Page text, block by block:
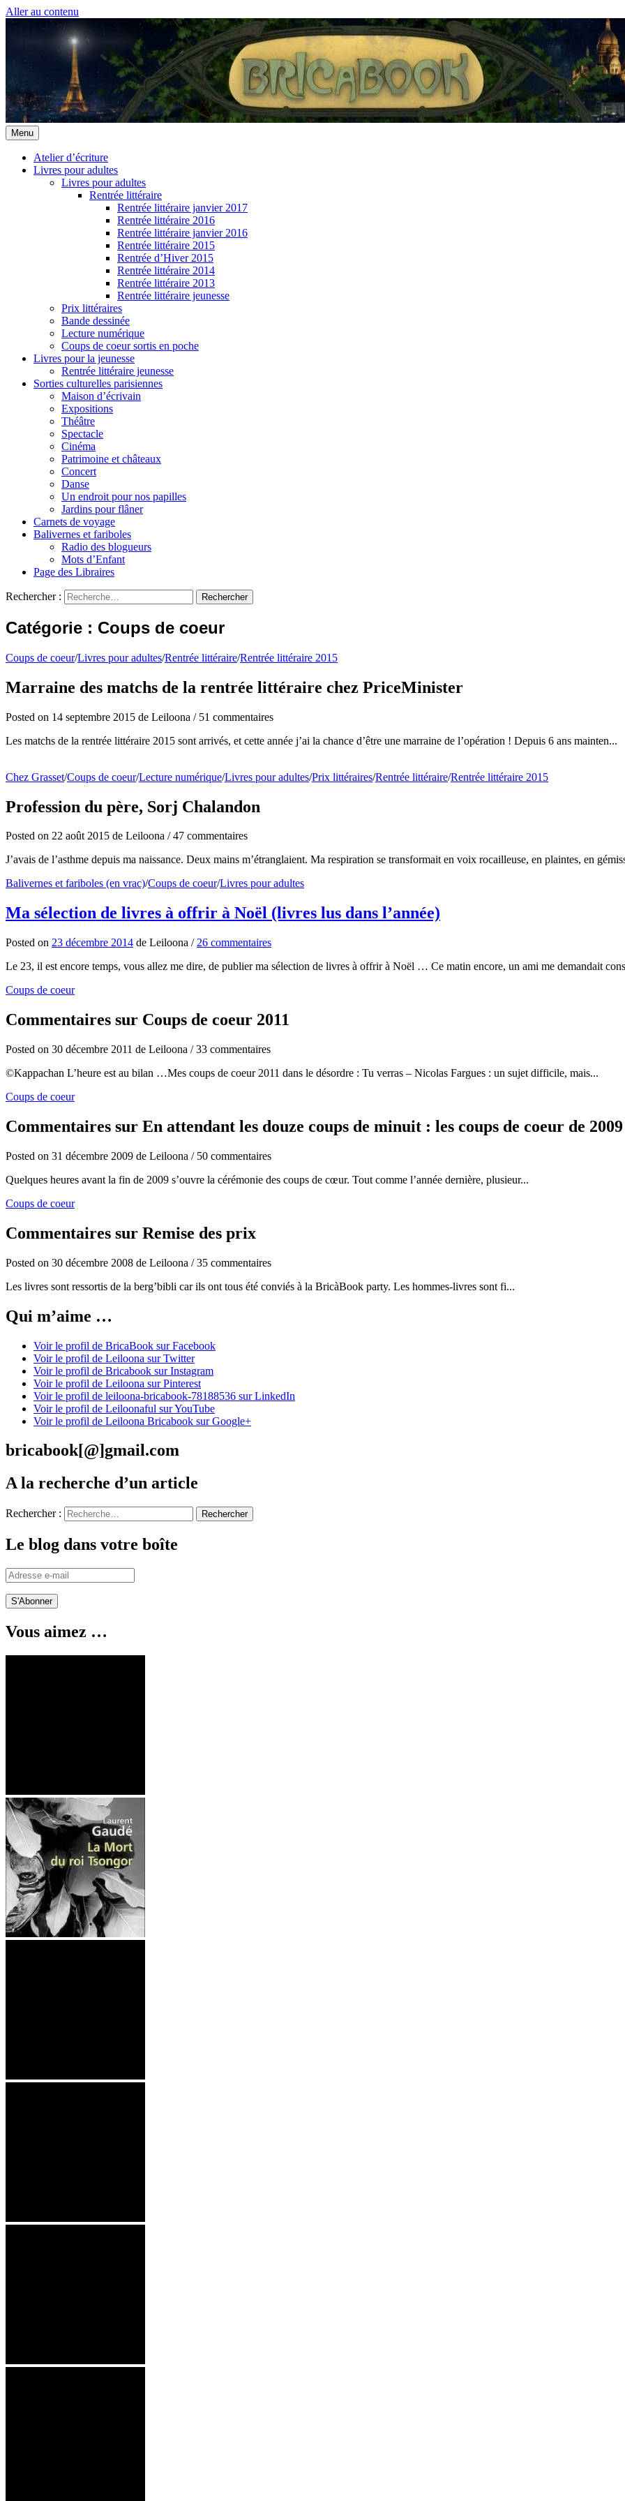
Aller au contenu
Menu
Atelier d’écriture
Livres pour adultes
Livres pour adultes
Rentrée littéraire
Rentrée littéraire janvier 2017
Rentrée littéraire 2016
Rentrée littéraire janvier 2016
Rentrée littéraire 2015
Rentrée d’Hiver 2015
Rentrée littéraire 2014
Rentrée littéraire 2013
Rentrée littéraire jeunesse
Prix littéraires
Bande dessinée
Lecture numérique
Coups de coeur sortis en poche
Livres pour la jeunesse
Rentrée littéraire jeunesse
Sorties culturelles parisiennes
Maison d’écrivain
Expositions
Théâtre
Spectacle
Cinéma
Patrimoine et châteaux
Concert
Danse
Un endroit pour nos papilles
Jardins pour flâner
Carnets de voyage
Balivernes et fariboles
Radio des blogueurs
Mots d’Enfant
Page des Libraires
Rechercher :
Catégorie : Coups de coeur
Coups de coeur/Livres pour adultes/Rentrée littéraire/Rentrée littéraire 2015
Marraine des matchs de la rentrée littéraire chez PriceMinister
Posted on 14 septembre 2015 de Leiloona / 51 commentaires
Les matchs de la rentrée littéraire 2015 sont arrivés, et cette année j’ai la chance d’être une marraine de l’opération ! Depuis 6 ans mainten...
Chez Grasset/Coups de coeur/Lecture numérique/Livres pour adultes/Prix littéraires/Rentrée littéraire/Rentrée littéraire 2015
Profession du père, Sorj Chalandon
Posted on 22 août 2015 de Leiloona / 47 commentaires
J’avais de l’asthme depuis ma naissance. Deux mains m’étranglaient. Ma respiration se transformait en voix rocailleuse, en plaintes, en
Balivernes et fariboles (en vrac)/Coups de coeur/Livres pour adultes
Ma sélection de livres à offrir à Noël (livres lus dans l’année)
Posted on 23 décembre 2014 de Leiloona / 26 commentaires
Le 23, il est encore temps, vous allez me dire, de publier ma sélection de livres à offrir à Noël … Ce matin encore, un ami me demandait
Coups de coeur
Commentaires sur Coups de coeur 2011
Posted on 30 décembre 2011 de Leiloona / 33 commentaires
©Kappachan L’heure est au bilan …Mes coups de coeur 2011 dans le désordre : Tu verras – Nicolas Fargues : un sujet difficile, mais...
Coups de coeur
Commentaires sur En attendant les douze coups de minuit : les coups de coeur de 2009
Posted on 31 décembre 2009 de Leiloona / 50 commentaires
Quelques heures avant la fin de 2009 s’ouvre la cérémonie des coups de cœur. Tout comme l’année dernière, plusieur...
Coups de coeur
Commentaires sur Remise des prix
Posted on 30 décembre 2008 de Leiloona / 35 commentaires
Les livres sont ressortis de la berg’bibli car ils ont tous été conviés à la BricàBook party. Les hommes-livres sont fi...
Qui m’aime …
Voir le profil de BricaBook sur Facebook
Voir le profil de Leiloona sur Twitter
Voir le profil de Bricabook sur Instagram
Voir le profil de Leiloona sur Pinterest
Voir le profil de leiloona-bricabook-78188536 sur LinkedIn
Voir le profil de Leiloonaful sur YouTube
Voir le profil de Leiloona Bricabook sur Google+
bricabook[@]gmail.com
A la recherche d’un article
Rechercher :
Le blog dans votre boîte
Adresse
e-
mail
Vous aimez …